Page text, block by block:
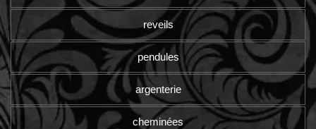
reveils
pendules
argenterie
cheminées